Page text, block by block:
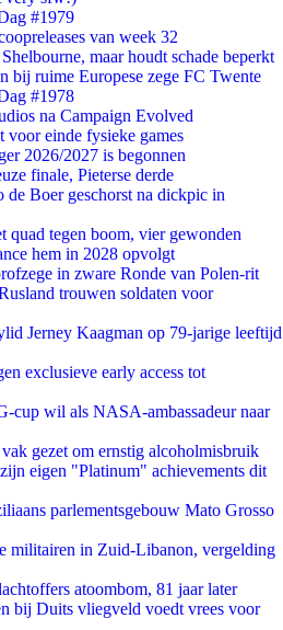
#1979
van week 32
maar houdt schade beperkt
bij ruime Europese zege FC Twente
#1978
na Campaign Evolved
voor einde fysieke games
2026/2027 is begonnen
finale, Pieterse derde
de Boer geschorst na dickpic in
quad tegen boom, vier gewonden
hem in 2028 opvolgt
in zware Ronde van Polen-rit
trouwen soldaten voor
Jerney Kaagman op 79-jarige leeftijd
exclusieve early access tot
cup wil als NASA-ambassadeur naar
gezet om ernstig alcoholmisbruik
eigen "Platinum" achievements dit
parlementsgebouw Mato Grosso
militairen in Zuid-Libanon, vergelding
atoombom, 81 jaar later
bij Duits vliegveld voedt vrees voor